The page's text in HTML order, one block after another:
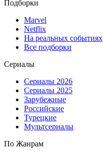
Подборки
Marvel
Netflix
На реальных событиях
Все подборки
Сериалы
Сериалы 2026
Сериалы 2025
Зарубежные
Российские
Турецкие
Мультсериалы
По Жанрам